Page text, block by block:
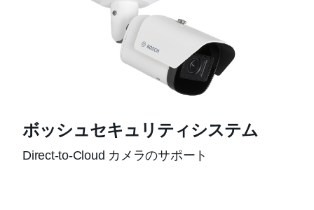
ボッシュセキュリティシステム
Direct-to-Cloud カメラのサポート